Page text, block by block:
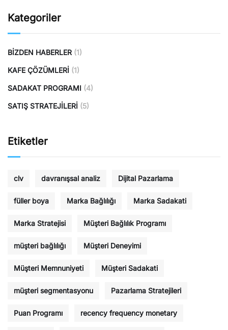
Kategoriler
BIZDEN HABERLER (1)
KAFE ÇÖZÜMLERI (1)
SADAKAT PROGRAMI (4)
SATIŞ STRATEJILERI (5)
Etiketler
clv davranışsal analiz Dijital Pazarlama
füller boya Marka Bağlılığı Marka Sadakati
Marka Stratejisi Müşteri Bağlılık Programı
müşteri bağlılığı Müşteri Deneyimi
Müşteri Memnuniyeti Müşteri Sadakati
müşteri segmentasyonu Pazarlama Stratejileri
Puan Programı recency frequency monetary